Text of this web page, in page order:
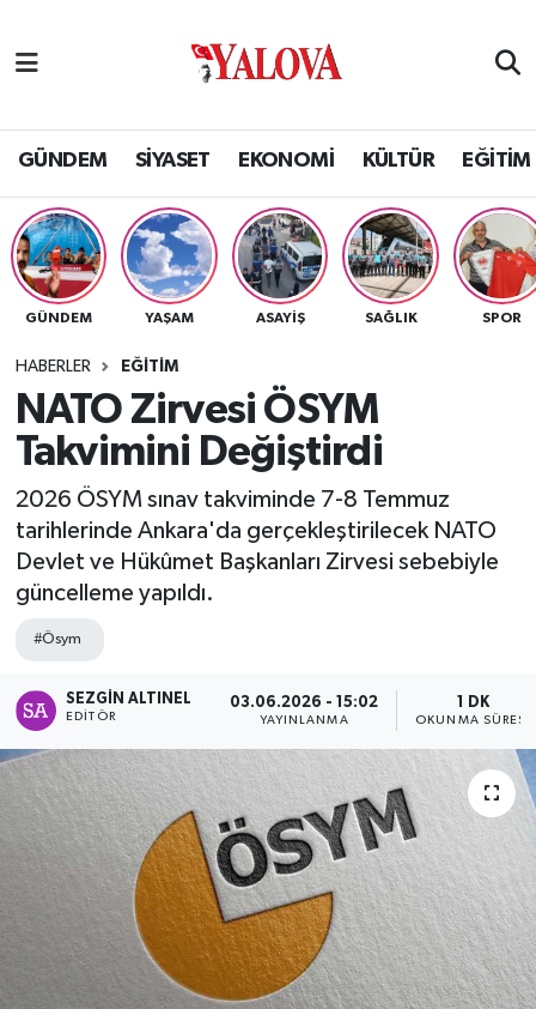
GÜNDEM SİYASET EKONOMİ KÜLTÜR EĞİTİM
GÜNDEM YAŞAM ASAYİŞ SAĞLIK SPOR
HABERLER EĞİTİM
NATO Zirvesi ÖSYM
Takvimini Değiştirdi
2026 ÖSYM sınav takviminde 7-8 Temmuz
tarihlerinde Ankara'da gerçekleştirilecek NATO
Devlet ve Hükûmet Başkanları Zirvesi sebebiyle
güncelleme yapıldı.
#Ösym
SEZGIN ALTINEL
EDITÖR
03.06.2026 - 15:02
YAYINLANMA
1 DK
OKUNMA SÜRESI
SİYASET
EKONOMİ
KÜLTÜR
BİLİM VE TEKNOLOJİ
ASAYİŞ
SAĞLIK
SPOR
ULUSAL
İLÇELERİMİZ
RESMİ İLAN
Yalova Nöbetçi Eczaneler
Yalova Hava Durumu
Yalova Namaz Vakitleri
Yalova Trafik Yoğunluk Haritası
Tüm Manşetler
Son Dakika Haberleri
Haber Arşivi